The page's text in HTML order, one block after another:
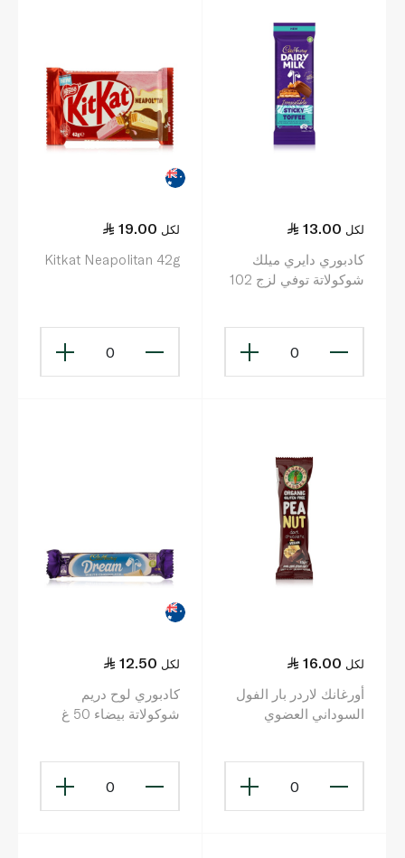
13.00 لكل
كادبوري دايري ميلك
شوكولاتة توفي لزج 102
0
19.00 لكل
Kitkat Neapolitan 42g
0
16.00 لكل
أورغانك لاردر بار الفول
السوداني العضوي
0
12.50 لكل
كادبوري لوح دريم
شوكولاتة بيضاء 50 غ
0